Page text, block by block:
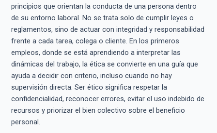
principios que orientan la conducta de una persona dentro
de su entorno laboral. No se trata solo de cumplir leyes o
reglamentos, sino de actuar con integridad y responsabilidad
frente a cada tarea, colega o cliente. En los primeros
empleos, donde se está aprendiendo a interpretar las
dinámicas del trabajo, la ética se convierte en una guía que
ayuda a decidir con criterio, incluso cuando no hay
supervisión directa. Ser ético significa respetar la
confidencialidad, reconocer errores, evitar el uso indebido de
recursos y priorizar el bien colectivo sobre el beneficio
personal.